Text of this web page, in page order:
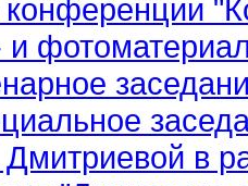
и
в